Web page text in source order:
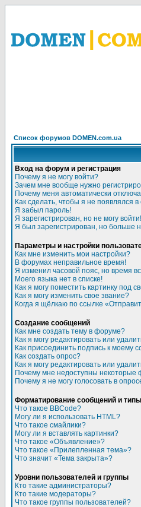
Список форумов DOMEN.com.ua
Вход на форум и регистрация
Почему я не могу войти?
Зачем мне вообще нужно
Почему меня автоматически
Как сделать, чтобы я не появлялся
Я забыл пароль!
Я зарегистрирован, но не могу войти!
Я был зарегистрирован, но больше
Параметры и настройки
Как мне изменить мои настройки?
В форумах неправильное время!
Я изменил часовой пояс, но время
Моего языка нет в списке!
Как я могу поместить картинку под
Как я могу изменить свое звание?
Когда я щёлкаю по ссылке
Создание сообщений
Как мне создать тему в форуме?
Как я могу редактировать или
Как присоединить подпись к моему
Как создать опрос?
Как я могу редактировать или
Почему мне недоступны некоторые
Почему я не могу голосовать в
Форматирование сообщений и
Что такое BBCode?
Могу ли я использовать HTML?
Что такое смайлики?
Могу ли я вставлять картинки?
Что такое «Объявление»?
Что такое «Прилепленная тема»?
Что значит «Тема закрыта»?
Уровни пользователей и группы
Кто такие администраторы?
Кто такие модераторы?
Что такое группы пользователей?